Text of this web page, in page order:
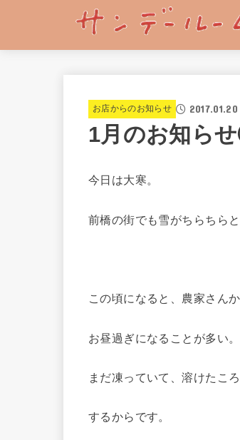
お店からのお知らせ 2017.01.20
1月のお知ら
今日は大寒。
前橋の街でも雪がちらちらと
この頃になると、農家さん
お昼過ぎになることが多い
まだ凍っていて、溶けたこ
するからです。